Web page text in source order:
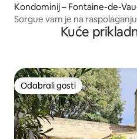
Kondominij – Fontaine-de-
Sorgue vam je na
Kuće
Odabrali gosti
Odabrali gosti